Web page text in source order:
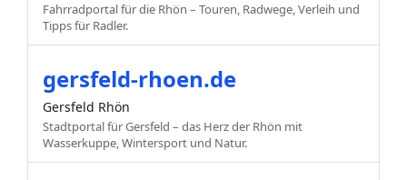
Fahrradportal für die Rhön – Touren, Radwege, Verleih und
Tipps für Radler.
gersfeld-rhoen.de
Gersfeld Rhön
Stadtportal für Gersfeld – das Herz der Rhön mit
Wasserkuppe, Wintersport und Natur.